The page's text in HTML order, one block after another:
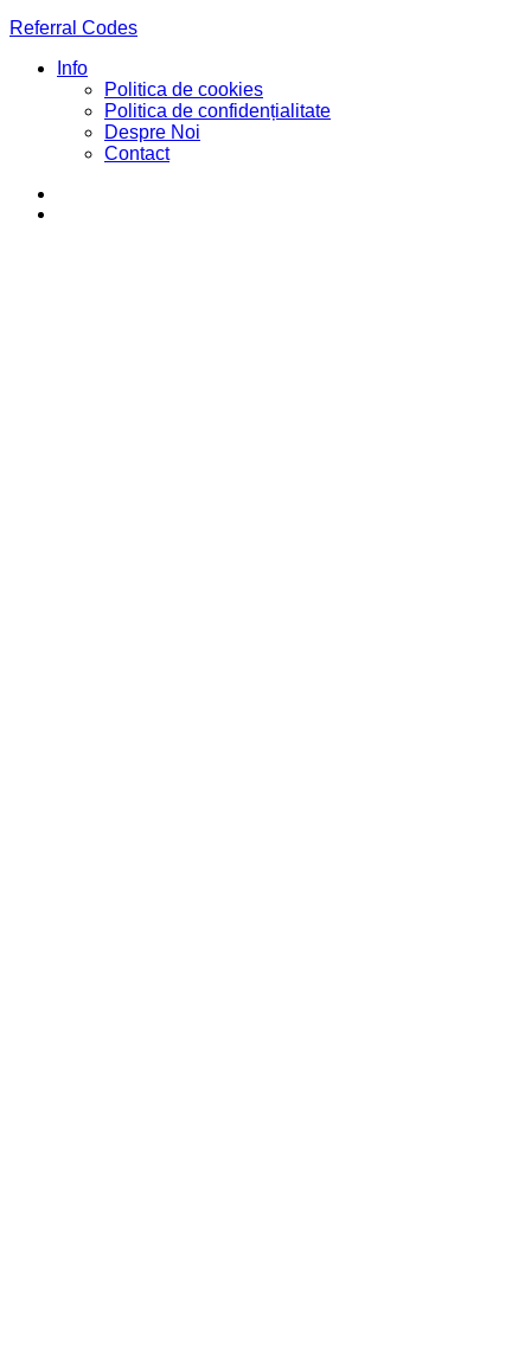
Referral Codes
Info
Politica de cookies
Politica de confidențialitate
Despre Noi
Contact